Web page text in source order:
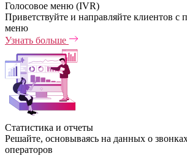
Голосовое меню (IVR)
Приветствуйте и направляйте клиентов
меню
Узнать больше
Статистика и отчеты
Решайте, основываясь на данных о
операторов